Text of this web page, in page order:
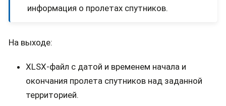
информация о пролетах спутников.
На выходе:
XLSX-файл с датой и временем начала и
окончания пролета спутников над заданной
территорией.